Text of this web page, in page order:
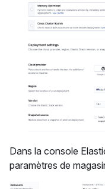
Dans la console
paramètres de